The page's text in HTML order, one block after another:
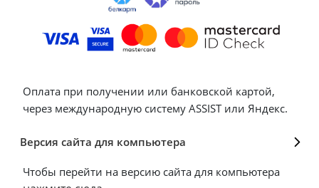
Оплата при получении или банковской картой,
через международную систему ASSIST или Яндекс.
Версия сайта для компьютера
Чтобы перейти на версию сайта для компьютера